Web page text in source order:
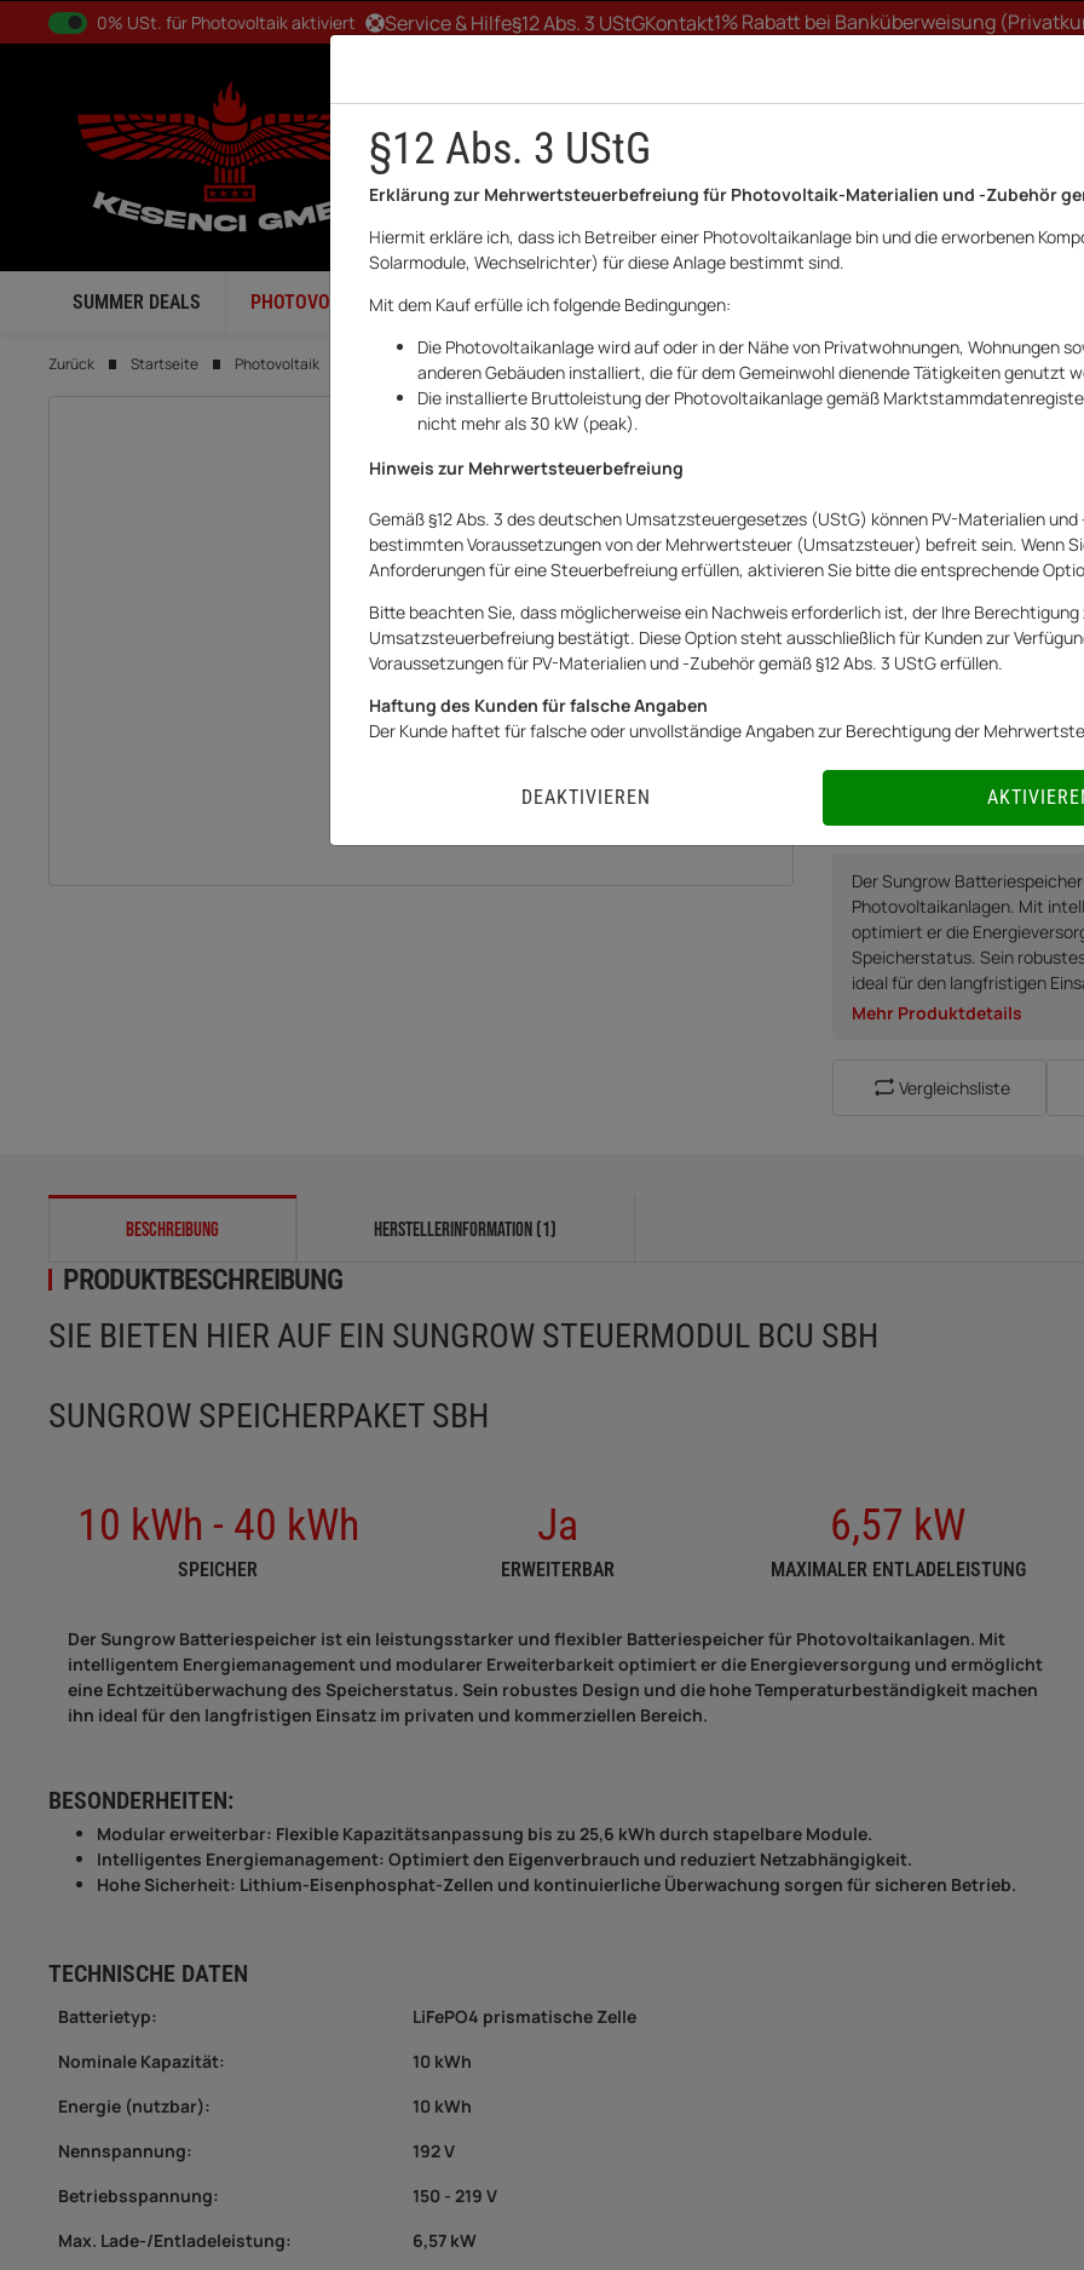
0% USt. für Betreiber der Anlage gem. § 12 Abs. 3 UStG
0% USt. für Photovoltaik aktiviert Service & Hilfe§12 Abs. 3 UStGKontakt1% Rabatt bei Banküberweisung
SUMMER DEALS PHOTOVOLTAIK BALKONKRAFTWERK WALLBOX
Zurück Startseite Photovoltaik Batteriespeicher Sungrow SBH Serie Sungrow Steuermodul BMS SBH
Sungrow
Sungrow
Art.Nr.: 20252267AR
559,00 €
inkl.0% USt.für Betreiber der Anlage
Netto: 559,00€
Sofort verfügbarLieferzeit:1
0% USt. für Betreiber der
0% USt. für Photovoltaik
Der Sungrow
Photovoltaikanlagen. Mit
optimiert er die
Speicherstatus. Sein
ideal für den langfristigen
Mehr Produktdetails
Vergleichsliste
weitere Registerkarten anzeigen
BESCHREIBUNG HERSTELLERINFORMATION (1)
PRODUKTBESCHREIBUNG
SIE BIETEN HIER AUF EIN SUNGROW STEUERMODUL BCU SBH
SUNGROW SPEICHERPAKET SBH
10 kWh - 40 kWh
SPEICHER
Ja
ERWEITERBAR
6,57 kW
MAXIMALER ENTLADELEISTUNG
Der Sungrow Batteriespeicher ist ein leistungsstarker und flexibler Batteriespeicher für Photovoltaikanlagen. Mit
intelligentem Energiemanagement und modularer Erweiterbarkeit optimiert er die Energieversorgung und ermöglicht
eine Echtzeitüberwachung des Speicherstatus. Sein robustes Design und die hohe Temperaturbeständigkeit machen
ihn ideal für den langfristigen Einsatz im privaten und kommerziellen Bereich.
BESONDERHEITEN:
Modular erweiterbar: Flexible Kapazitätsanpassung bis zu 25,6 kWh durch stapelbare Module.
Intelligentes Energiemanagement: Optimiert den Eigenverbrauch und reduziert Netzabhängigkeit.
Hohe Sicherheit: Lithium-Eisenphosphat-Zellen und kontinuierliche Überwachung sorgen für sicheren Betrieb.
TECHNISCHE DATEN
Batterietyp:
LiFePO4 prismatische Zelle
Nominale Kapazität:
10 kWh
Energie (nutzbar):
10 kWh
Nennspannung:
192 V
Betriebsspannung:
150 - 219 V
Max. Lade-/Entladeleistung:
6,57 kW
§12 Abs. 3 UStG
Erklärung zur Mehrwertsteuerbefreiung für Photovoltaik-Materialien und -Zubehör
Hiermit erkläre ich, dass ich Betreiber einer Photovoltaikanlage bin und die erworbenen
Solarmodule, Wechselrichter) für diese Anlage bestimmt sind.
Mit dem Kauf erfülle ich folgende Bedingungen:
Die Photovoltaikanlage wird auf oder in der Nähe von Privatwohnungen, Wohnungen
anderen Gebäuden installiert, die für dem Gemeinwohl dienende Tätigkeiten genutzt
Die installierte Bruttoleistung der Photovoltaikanlage gemäß
nicht mehr als 30 kW (peak).
Hinweis zur Mehrwertsteuerbefreiung
Gemäß §12 Abs. 3 des deutschen Umsatzsteuergesetzes (UStG) können PV-Materialien
bestimmten Voraussetzungen von der Mehrwertsteuer (Umsatzsteuer) befreit sein. Wenn
Anforderungen für eine Steuerbefreiung erfüllen, aktivieren Sie bitte die entsprechende
Bitte beachten Sie, dass möglicherweise ein Nachweis erforderlich ist, der Ihre Berechtigung
Umsatzsteuerbefreiung bestätigt. Diese Option steht ausschließlich für Kunden zur
Voraussetzungen für PV-Materialien und -Zubehör gemäß §12 Abs. 3 UStG erfüllen.
Haftung des Kunden für falsche Angaben
Der Kunde haftet für falsche oder unvollständige Angaben zur Berechtigung der
DEAKTIVIEREN